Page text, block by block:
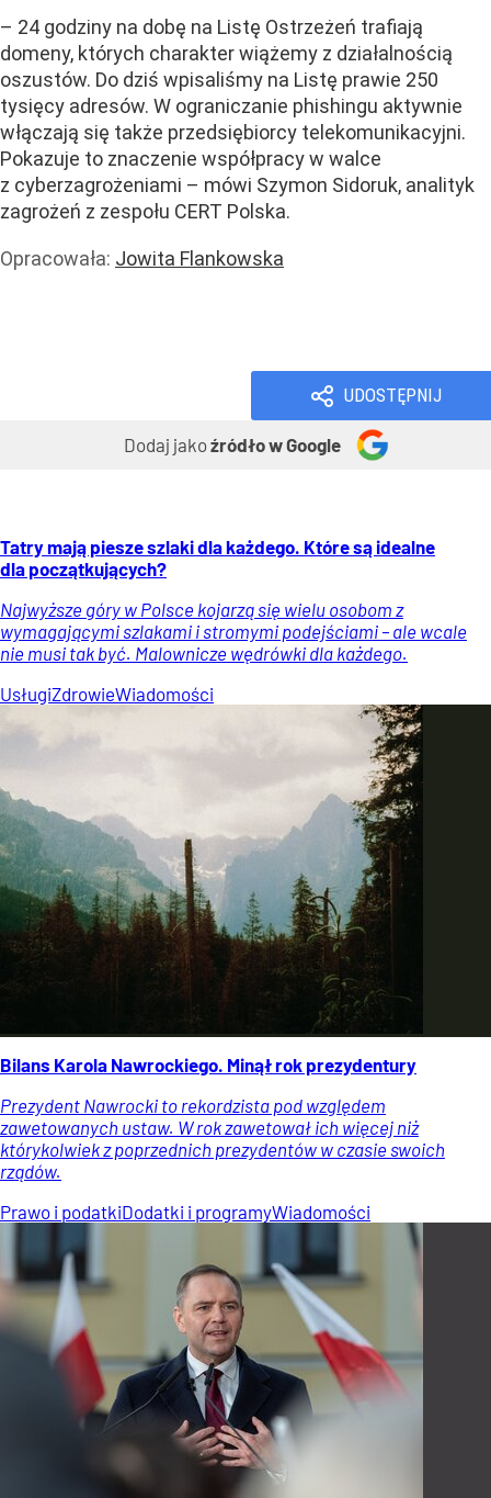
– 24 godziny na dobę na Listę Ostrzeżeń trafiają
domeny, których charakter wiążemy z działalnością
oszustów. Do dziś wpisaliśmy na Listę prawie 250
tysięcy adresów. W ograniczanie phishingu aktywnie
włączają się także przedsiębiorcy telekomunikacyjni.
Pokazuje to znaczenie współpracy w walce
z cyberzagrożeniami – mówi Szymon Sidoruk, analityk
zagrożeń z zespołu CERT Polska.
Opracowała: Jowita Flankowska
UDOSTĘPNIJ
Dodaj jakoźródło w Google
Tatry mają piesze szlaki dla każdego. Które są idealne
dla początkujących?
Najwyższe góry w Polsce kojarzą się wielu osobom z
wymagającymi szlakami i stromymi podejściami – ale wcale
nie musi tak być. Malownicze wędrówki dla każdego.
UsługiZdrowieWiadomości
Bilans Karola Nawrockiego. Minął rok prezydentury
Prezydent Nawrocki to rekordzista pod względem
zawetowanych ustaw. W rok zawetował ich więcej niż
którykolwiek z poprzednich prezydentów w czasie swoich
rządów.
Prawo i podatkiDodatki i programyWiadomości